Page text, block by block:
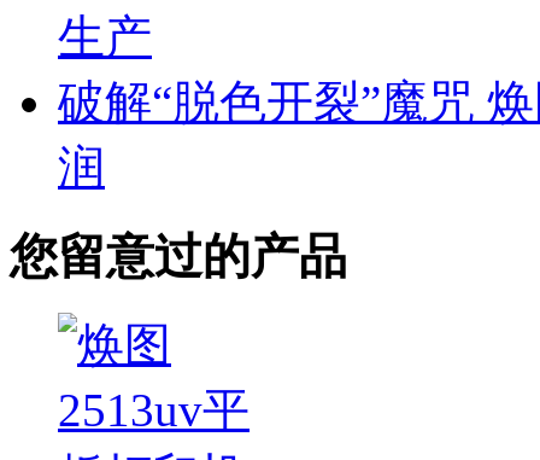
生产
破解“脱色开裂”魔咒
润
您留意过的产品